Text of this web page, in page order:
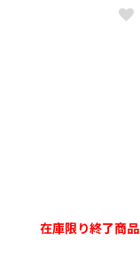
在庫限り終了商品